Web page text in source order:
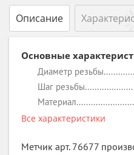
Описание
Основные
Диаметр резьбы
Шаг резьбы
Материал
Все характеристики
Метчик арт. 76677